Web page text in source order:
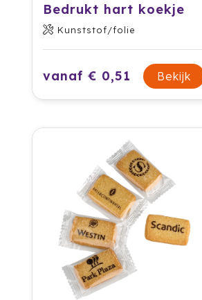
Bedrukt hart koekje
Kunststof/folie
vanaf € 0,51 Bekijk